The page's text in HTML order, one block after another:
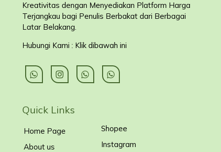
Kreativitas dengan Menyediakan Platform Harga
Terjangkau bagi Penulis Berbakat dari Berbagai
Latar Belakang
Hubungi Kami : Klik dibawah ini
Quick Links
Home Page
About us
Shopee
Instagram